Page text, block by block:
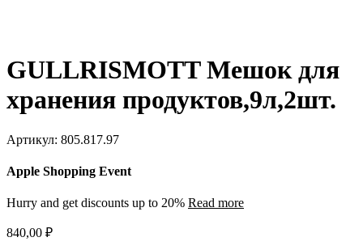
GULLRISMOTT Мешок для
хранения продуктов,9л,2шт.
Артикул: 805.817.97
Apple Shopping Event
Hurry and get discounts up to 20% Read more
840,00 ₽